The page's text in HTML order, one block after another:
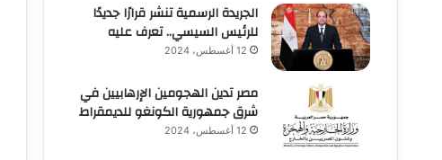
الجريدة الرسمية تنشر قرارًا جديدًا
للرئيس السيسي.. تعرف عليه
12 أغسطس، 2024
مصر تدين الهجومين الإرهابيين في
شرق جمهورية الكونغو للديمقراط
12 أغسطس، 2024